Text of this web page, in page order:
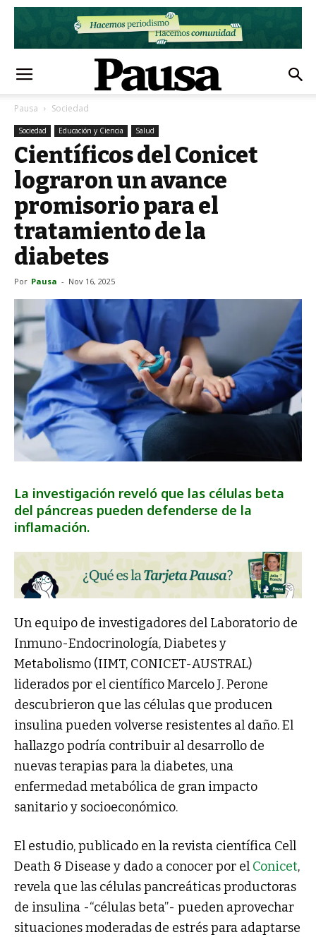
Pausa Sociedad
Sociedad Educación y Ciencia Salud
Científicos del Conicet
lograron un avance
promisorio para el
tratamiento de la
diabetes
Por Pausa - Nov 16, 2025
La investigación reveló que las células beta
del páncreas pueden defenderse de la
inflamación.
Un equipo de investigadores del Laboratorio de
Inmuno-Endocrinología, Diabetes y
Metabolismo (IIMT, CONICET-AUSTRAL)
liderados por el científico Marcelo J. Perone
descubrieron que las células que producen
insulina pueden volverse resistentes al daño. El
hallazgo podría contribuir al desarrollo de
nuevas terapias para la diabetes, una
enfermedad metabólica de gran impacto
sanitario y socioeconómico.
El estudio, publicado en la revista científica Cell
Death & Disease y dado a conocer por el Conicet,
revela que las células pancreáticas productoras
de insulina -“células beta”- pueden aprovechar
situaciones moderadas de estrés para adaptarse